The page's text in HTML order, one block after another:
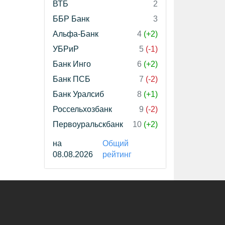
ВТБ
2
ББР Банк
3
Альфа-Банк
4 (+2)
УБРиР
5 (-1)
Банк Инго
6 (+2)
Банк ПСБ
7 (-2)
Банк Уралсиб
8 (+1)
Россельхозбанк
9 (-2)
Первоуральскбанк
10 (+2)
на
08.08.2026
Общий
рейтинг